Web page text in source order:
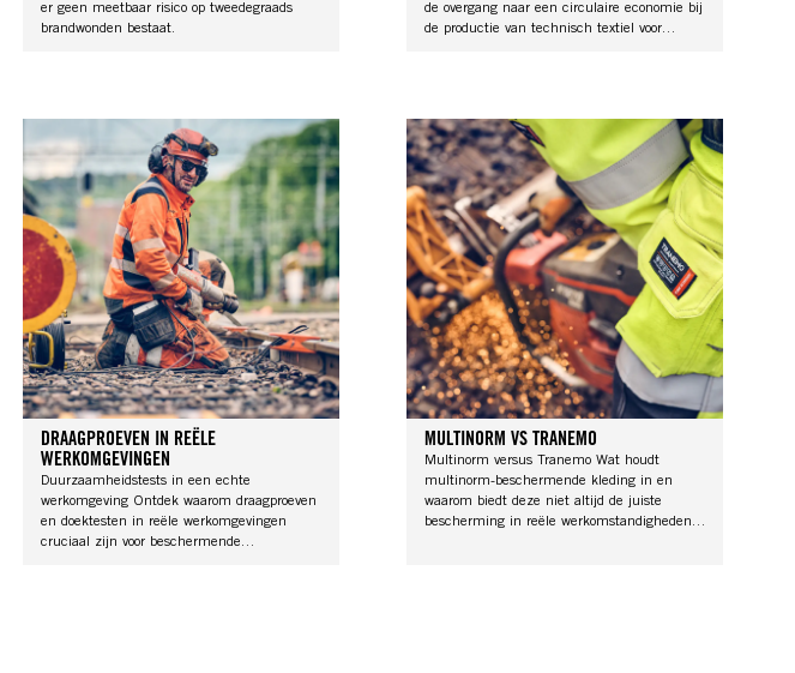
er geen meetbaar risico op tweedegraads
brandwonden bestaat.
de overgang naar een circulaire economie bij
de productie van technisch textiel voor
DRAAGPROEVEN IN REËLE
WERKOMGEVINGEN
Duurzaamheidstests in een echte
werkomgeving Ontdek waarom draagproeven
en doektesten in reële werkomgevingen
cruciaal zijn voor beschermende
MULTINORM VS TRANEMO
Multinorm versus Tranemo Wat houdt
multinorm-beschermende kleding in en
waarom biedt deze niet altijd de juiste
bescherming in reële werkomstandigheden?